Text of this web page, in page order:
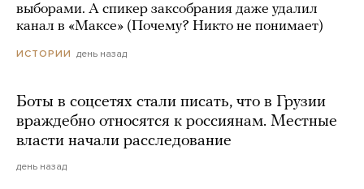
выборами. А спикер заксобрания даже удалил
канал в «Максе» (Почему? Никто не понимает)
ИСТОРИИ день назад
Боты в соцсетях стали писать, что в Грузии
враждебно относятся к россиянам. Местные
власти начали расследование
день назад